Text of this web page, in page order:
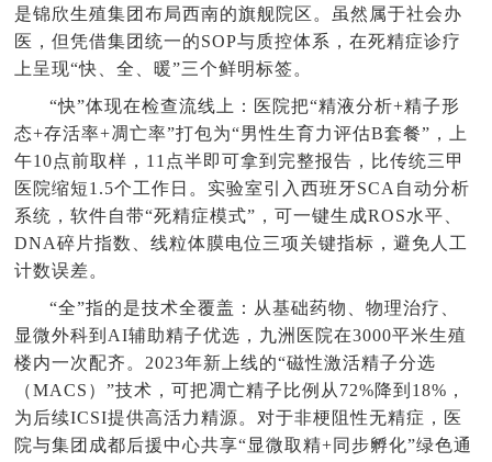
是锦欣生殖集团布局西南的旗舰院区。虽然属于社会办
医，但凭借集团统一的SOP与质控体系，在死精症诊疗
上呈现“快、全、暖”三个鲜明标签。
“快”体现在检查流线上：医院把“精液分析+精子形
态+存活率+凋亡率”打包为“男性生育力评估B套餐”，上
午10点前取样，11点半即可拿到完整报告，比传统三甲
医院缩短1.5个工作日。实验室引入西班牙SCA自动分析
系统，软件自带“死精症模式”，可一键生成ROS水平、
DNA碎片指数、线粒体膜电位三项关键指标，避免人工
计数误差。
“全”指的是技术全覆盖：从基础药物、物理治疗、
显微外科到AI辅助精子优选，九洲医院在3000平米生殖
楼内一次配齐。2023年新上线的“磁性激活精子分选
（MACS）”技术，可把凋亡精子比例从72%降到18%，
为后续ICSI提供高活力精源。对于非梗阻性无精症，医
院与集团成都后援中心共享“显微取精+同步孵化”绿色通